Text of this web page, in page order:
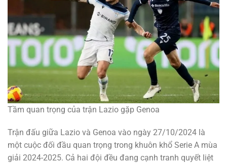
Tầm quan trọng của trận Lazio gặp Genoa
Trận đấu giữa Lazio và Genoa vào ngày 27/10/2024 là
một cuộc đối đầu quan trọng trong khuôn khổ Serie A mùa
giải 2024-2025. Cả hai đội đều đang cạnh tranh quyết liệt